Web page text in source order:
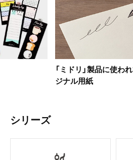
「ミドリ」製品に使わ
ジナル用紙
シリーズ